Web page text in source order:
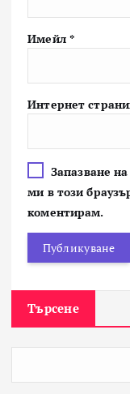
Имейл *
Интернет
Запазване
ми в този
коментирам.
Търсене